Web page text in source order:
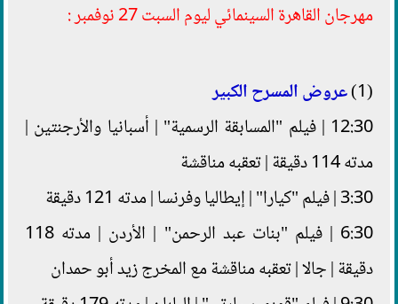
مهرجان القاهرة السينمائي ليوم السبت 27 نوفمبر :
(1)
عروض المسرح الكبير
12:30 | فيلم "المسابقة الرسمية" | أسبانيا والأرجنتين |
مدته 114 دقيقة | تعقبه مناقشة
3:30 | فيلم "كيارا" | إيطاليا وفرنسا | مدته 121 دقيقة
6:30 | فيلم "بنات عبد الرحمن" | الأردن | مدته 118
دقيقة | جالا | تعقبه مناقشة مع المخرج زيد أبو حمدان